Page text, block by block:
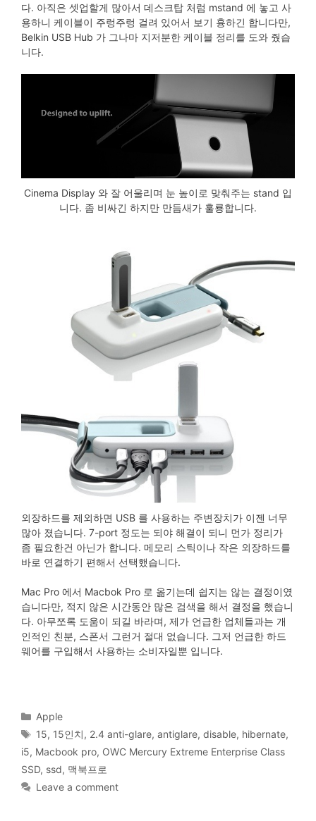
다. 아직은 셋업할게 많아서 데스크탑 처럼 mstand 에 놓고 사
용하니 케이블이 주렁주렁 걸려 있어서 보기 흉하긴 합니다만,
Belkin USB Hub 가 그나마 지저분한 케이블 정리를 도와 줬습
니다.
Cinema Display 와 잘 어울리며 눈 높이로 맞춰주는 stand 입
니다. 좀 비싸긴 하지만 만듬새가 훌룡합니다.
외장하드를 제외하면 USB 를 사용하는 주변장치가 이젠 너무
많아 졌습니다. 7-port 정도는 되야 해결이 되니 먼가 정리가
좀 필요한건 아닌가 합니다. 메모리 스틱이나 작은 외장하드를
바로 연결하기 편해서 선택했습니다.
Mac Pro 에서 Macbok Pro 로 옮기는데 쉽지는 않는 결정이였
습니다만, 적지 않은 시간동안 많은 검색을 해서 결정을 했습니
다. 아무쪼록 도움이 되길 바라며, 제가 언급한 업체들과는 개
인적인 친분, 스폰서 그런거 절대 없습니다. 그저 언급한 하드
웨어를 구입해서 사용하는 소비자일뿐 입니다.
Categories
Apple
Tags
15, 15인치, 2.4 anti-glare,antiglare,disable, hibernate,
i5, Macbook pro, OWC Mercury Extreme Enterprise Class
SSD, ssd, 맥북프로
Leave a comment